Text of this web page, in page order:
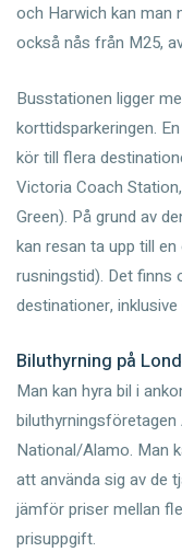
och Harwich kan man
också nås från M25,
Busstationen ligger
korttidsparkeringen.
kör till flera
Victoria Coach
Green). På grund av
kan resan ta upp till
rusningstid). Det finns
destinationer,
Biluthyrning på
Man kan hyra bil i
National/Alamo. Man
att använda sig av de
jämför priser mellan
prisuppgift.